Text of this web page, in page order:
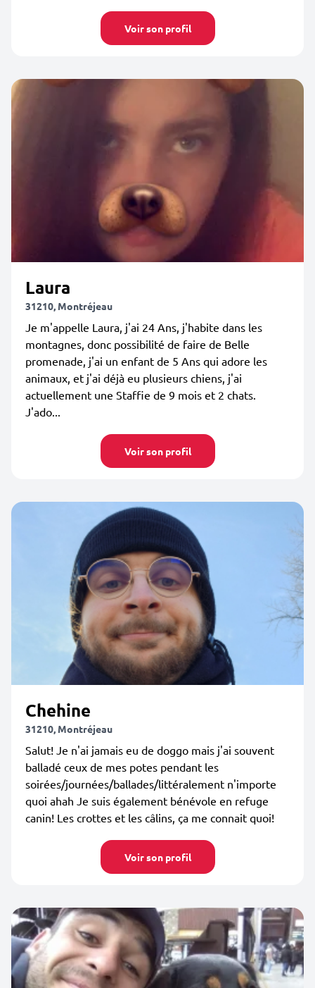
Voir son profil
Laura
31210, Montréjeau
Je m'appelle Laura, j'ai 24 Ans, j'habite dans les
montagnes, donc possibilité de faire de Belle
promenade, j'ai un enfant de 5 Ans qui adore les
animaux, et j'ai déjà eu plusieurs chiens, j'ai
actuellement une Staffie de 9 mois et 2 chats.
J'ado...
Voir son profil
Chehine
31210, Montréjeau
Salut! Je n'ai jamais eu de doggo mais j'ai souvent
balladé ceux de mes potes pendant les
soirées/journées/ballades/littéralement n'importe
quoi ahah Je suis également bénévole en refuge
canin! Les crottes et les câlins, ça me connait quoi!
Voir son profil